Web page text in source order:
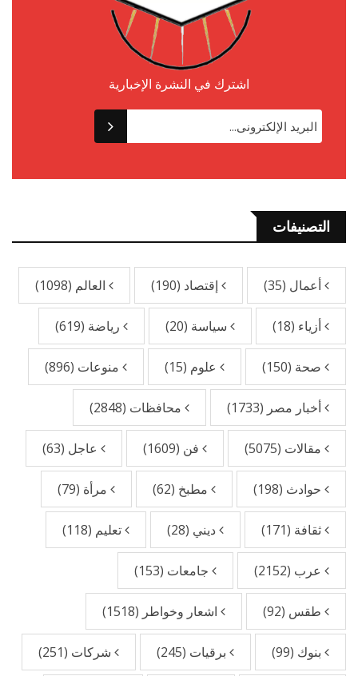
اشترك في النشرة الإخبارية
التصنيفات
أعمال (35) إقتصاد (190) العالم (1098)
أزياء (18) سياسة (20) رياضة (619)
صحة (150) علوم (15) منوعات (896)
أخبار مصر (1733) محافظات (2848)
مقالات (5075) فن (1609) عاجل (63)
حوادث (198) مطبخ (62) مرأة (79)
ثقافة (171) ديني (28) تعليم (118)
عرب (2152) جامعات (153)
طقس (92) اشعار وخواطر (1518)
بنوك (99) برقيات (245) شركات (251)